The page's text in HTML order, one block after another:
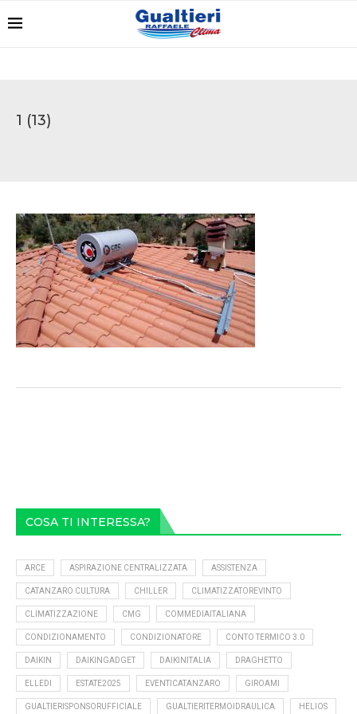
1 (13)
COSA TI INTERESSA?
ARCE ASPIRAZIONE CENTRALIZZATA ASSISTENZA
CATANZARO CULTURA CHILLER CLIMATIZZATOREVINTO
CLIMATIZZAZIONE CMG COMMEDIAITALIANA
CONDIZIONAMENTO CONDIZIONATORE CONTO TERMICO 3.0
DAIKIN DAIKINGADGET DAIKINITALIA DRAGHETTO
ELLEDI ESTATE2025 EVENTICATANZARO GIROAMI
GUALTIERISPONSORUFFICIALE GUALTIERITERMOIDRAULICA HELIOS